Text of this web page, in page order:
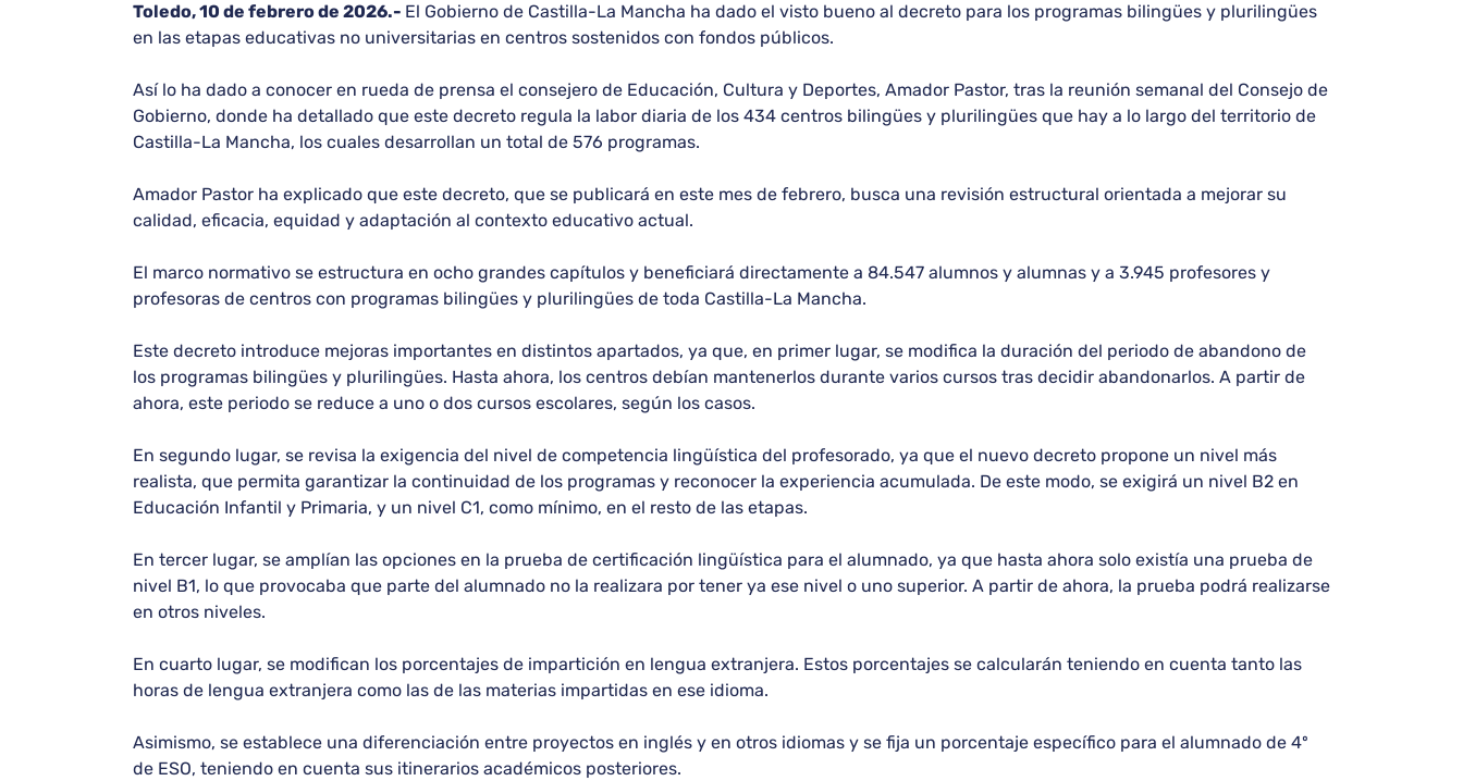
Toledo, 10 de febrero de 2026.- El Gobierno de Castilla-La Mancha ha dado el visto bueno al decreto para los programas bilingües y plurilingües
en las etapas educativas no universitarias en centros sostenidos con fondos públicos.
Así lo ha dado a conocer en rueda de prensa el consejero de Educación, Cultura y Deportes, Amador Pastor, tras la reunión semanal del Consejo de
Gobierno, donde ha detallado que este decreto regula la labor diaria de los 434 centros bilingües y plurilingües que hay a lo largo del territorio de
Castilla-La Mancha, los cuales desarrollan un total de 576 programas.
Amador Pastor ha explicado que este decreto, que se publicará en este mes de febrero, busca una revisión estructural orientada a mejorar su
calidad, eficacia, equidad y adaptación al contexto educativo actual.
El marco normativo se estructura en ocho grandes capítulos y beneficiará directamente a 84.547 alumnos y alumnas y a 3.945 profesores y
profesoras de centros con programas bilingües y plurilingües de toda Castilla-La Mancha.
Este decreto introduce mejoras importantes en distintos apartados, ya que, en primer lugar, se modifica la duración del periodo de abandono de
los programas bilingües y plurilingües. Hasta ahora, los centros debían mantenerlos durante varios cursos tras decidir abandonarlos. A partir de
ahora, este periodo se reduce a uno o dos cursos escolares, según los casos.
En segundo lugar, se revisa la exigencia del nivel de competencia lingüística del profesorado, ya que el nuevo decreto propone un nivel más
realista, que permita garantizar la continuidad de los programas y reconocer la experiencia acumulada. De este modo, se exigirá un nivel B2 en
Educación Infantil y Primaria, y un nivel C1, como mínimo, en el resto de las etapas.
En tercer lugar, se amplían las opciones en la prueba de certificación lingüística para el alumnado, ya que hasta ahora solo existía una prueba de
nivel B1, lo que provocaba que parte del alumnado no la realizara por tener ya ese nivel o uno superior. A partir de ahora, la prueba podrá realizarse
en otros niveles.
En cuarto lugar, se modifican los porcentajes de impartición en lengua extranjera. Estos porcentajes se calcularán teniendo en cuenta tanto las
horas de lengua extranjera como las de las materias impartidas en ese idioma.
Asimismo, se establece una diferenciación entre proyectos en inglés y en otros idiomas y se fija un porcentaje específico para el alumnado de 4º
de ESO, teniendo en cuenta sus itinerarios académicos posteriores.